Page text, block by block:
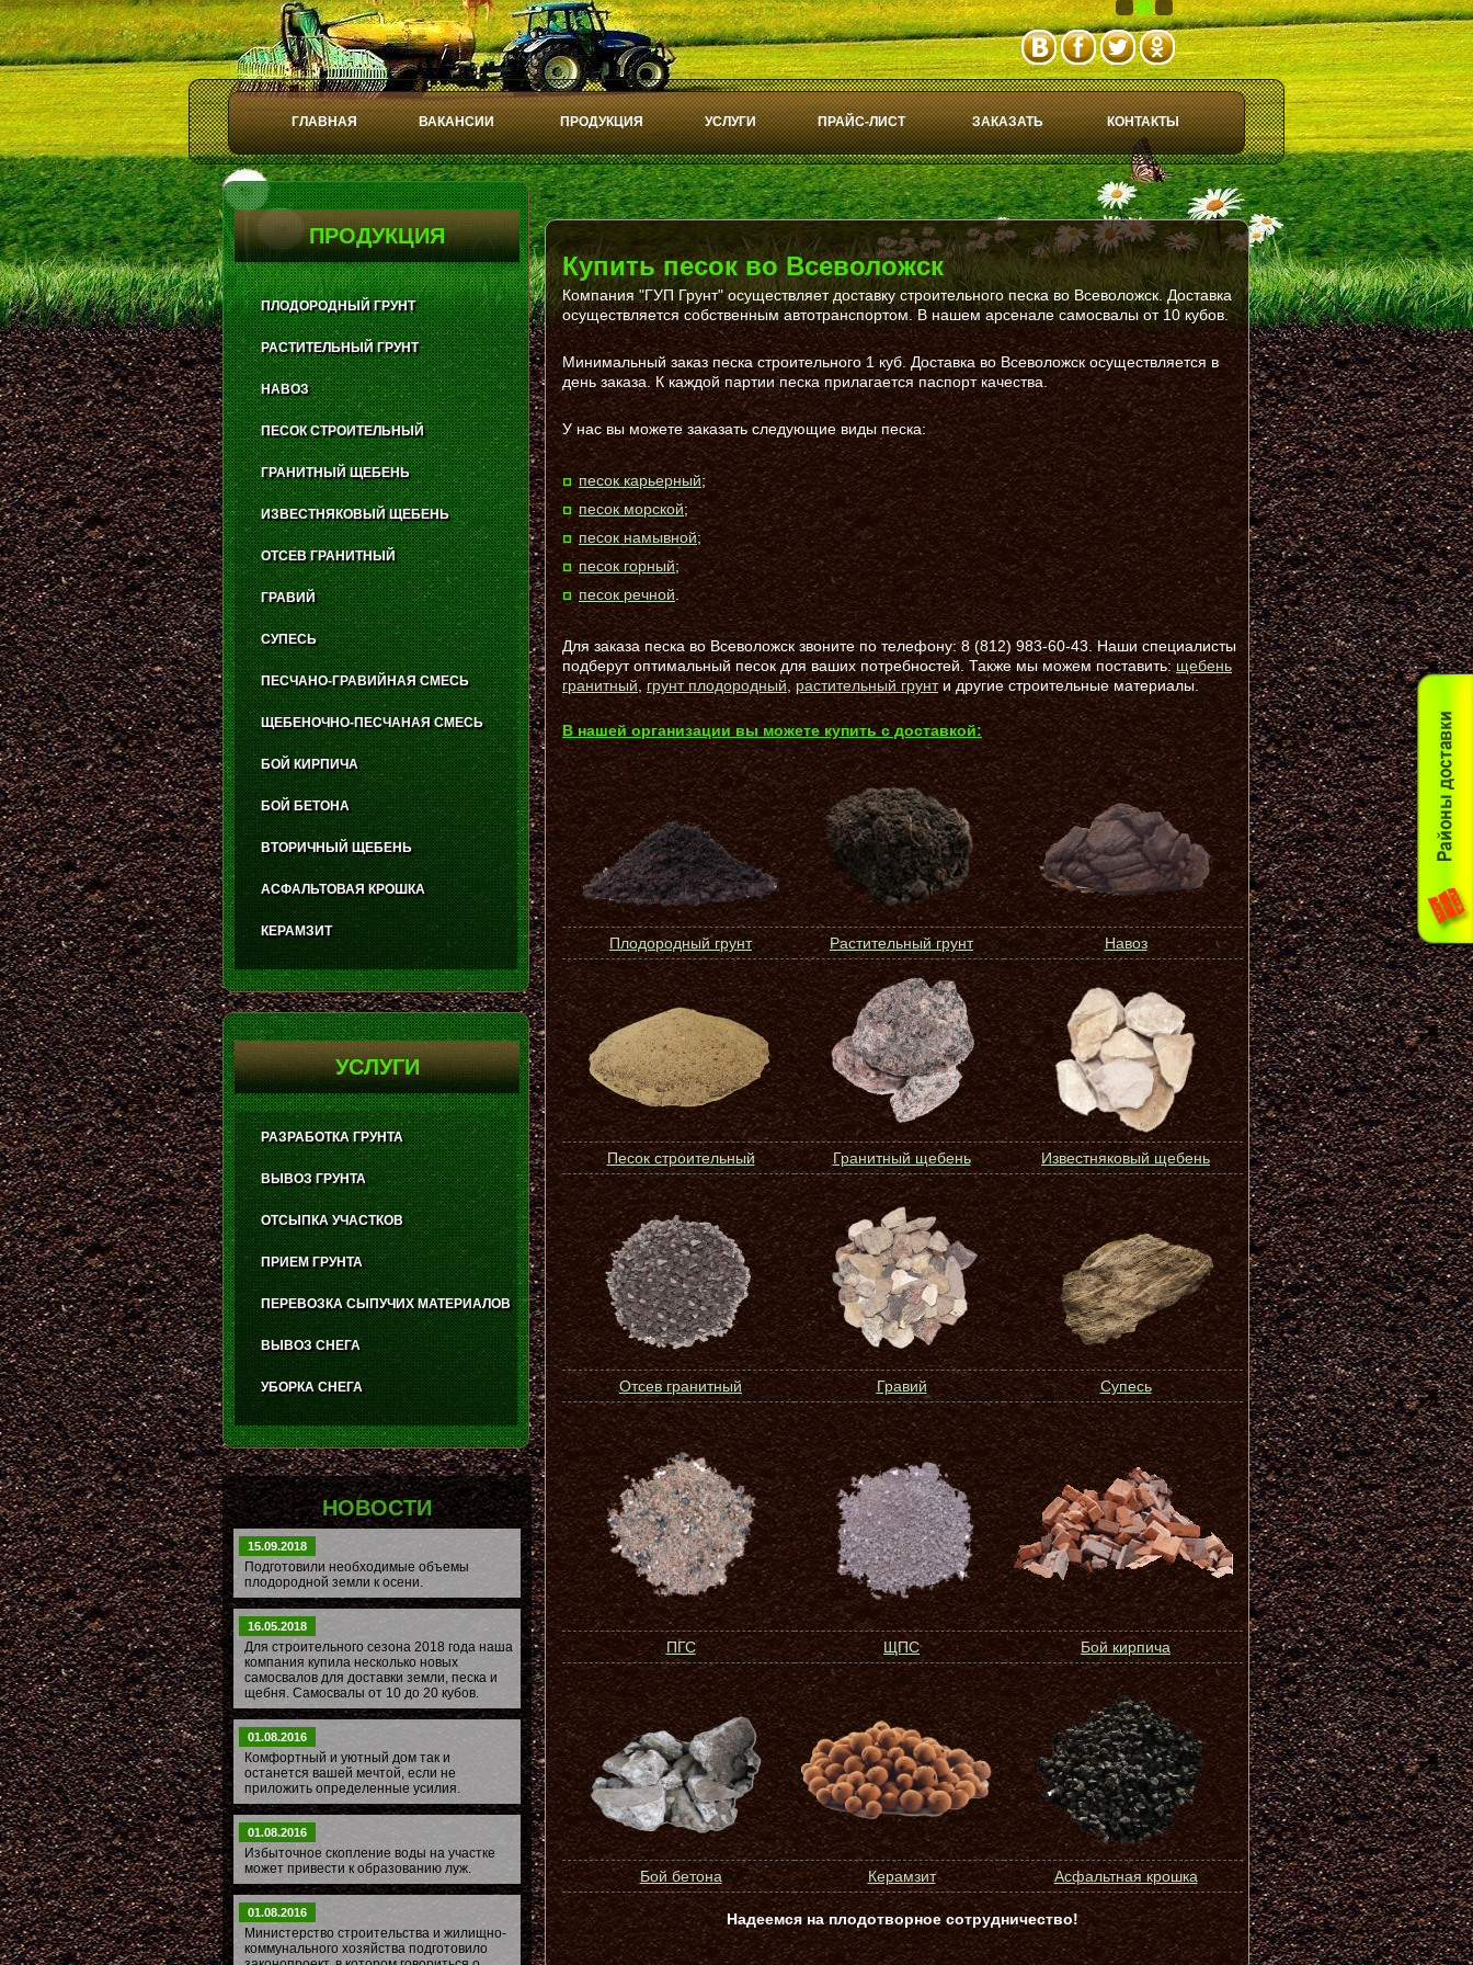
ГЛАВНАЯ ВАКАНСИИ ПРОДУКЦИЯ УСЛУГИ ПРАЙС-ЛИСТ ЗАКАЗАТЬ КОНТАКТЫ
Play
Stop
1 2 3
Купить песок во Всеволожск
Компания "ГУП Грунт" осуществляет доставку строительного песка во Всеволожск. Доставка
осуществляется собственным автотранспортом. В нашем арсенале самосвалы от 10 кубов.
Минимальный заказ песка строительного 1 куб. Доставка во Всеволожск осуществляется в
день заказа. К каждой партии песка прилагается паспорт качества.
У нас вы можете заказать следующие виды песка:
песок карьерный;
песок морской;
песок намывной;
песок горный;
песок речной.
Для заказа песка во Всеволожск звоните по телефону: 8 (812) 983-60-43. Наши специалисты
подберут оптимальный песок для ваших потребностей. Также мы можем поставить:щебень
гранитный,грунт плодородный,растительный грунти другие строительные материалы.
В нашей организации вы можете купить с доставкой:
Плодородный грунт Растительный грунт Навоз
Песок строительный Гранитный щебень Известняковый щебень
Отсев гранитный Гравий Супесь
ПГС ЩПС Бой кирпича
Бой бетона Керамзит Асфальтная крошка
Надеемся на плодотворное сотрудничество!
ПРОДУКЦИЯ
ПЛОДОРОДНЫЙ ГРУНТ
РАСТИТЕЛЬНЫЙ ГРУНТ
НАВОЗ
ПЕСОК СТРОИТЕЛЬНЫЙ
ГРАНИТНЫЙ ЩЕБЕНЬ
ИЗВЕСТНЯКОВЫЙ ЩЕБЕНЬ
ОТСЕВ ГРАНИТНЫЙ
ГРАВИЙ
СУПЕСЬ
ПЕСЧАНО-ГРАВИЙНАЯ СМЕСЬ
ЩЕБЕНОЧНО-ПЕСЧАНАЯ СМЕСЬ
БОЙ КИРПИЧА
БОЙ БЕТОНА
ВТОРИЧНЫЙ ЩЕБЕНЬ
АСФАЛЬТОВАЯ КРОШКА
КЕРАМЗИТ
УСЛУГИ
РАЗРАБОТКА ГРУНТА
ВЫВОЗ ГРУНТА
ОТСЫПКА УЧАСТКОВ
ПРИЕМ ГРУНТА
ПЕРЕВОЗКА СЫПУЧИХ МАТЕРИАЛОВ
ВЫВОЗ СНЕГА
УБОРКА СНЕГА
НОВОСТИ
15.09.2018
Подготовили необходимые объемы
плодородной земли к осени.
16.05.2018
Для строительного сезона 2018 года наша
компания купила несколько новых
самосвалов для доставки земли, песка и
щебня. Самосвалы от 10 до 20 кубов.
01.08.2016
Комфортный и уютный дом так и
останется вашей мечтой, если не
приложить определенные усилия.
01.08.2016
Избыточное скопление воды на участке
может привести к образованию луж.
01.08.2016
Министерство строительства и жилищно-
коммунального хозяйства подготовило